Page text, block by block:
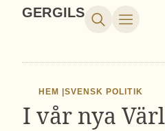
GERGILS
HEM |SVENSK POLITIK
I vår nya